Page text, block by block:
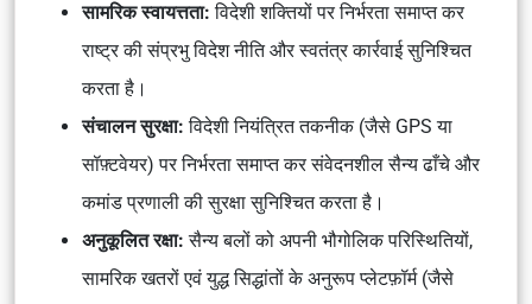
सामरिक स्वायत्तता: विदेशी शक्तियों पर निर्भरता समाप्त कर
राष्ट्र की संप्रभु विदेश नीति और स्वतंत्र कार्रवाई सुनिश्चित
करता है।
संचालन सुरक्षा: विदेशी नियंत्रित तकनीक (जैसे GPS या
सॉफ़्टवेयर) पर निर्भरता समाप्त कर संवेदनशील सैन्य ढाँचे और
कमांड प्रणाली की सुरक्षा सुनिश्चित करता है।
अनुकूलित रक्षा: सैन्य बलों को अपनी भौगोलिक परिस्थितियों,
सामरिक खतरों एवं युद्ध सिद्धांतों के अनुरूप प्लेटफ़ॉर्म (जैसे